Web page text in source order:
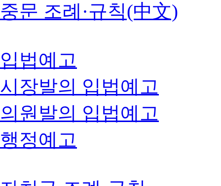
중문 조례·규칙(中文)
입법예고
시장발의 입법예고
의원발의 입법예고
행정예고